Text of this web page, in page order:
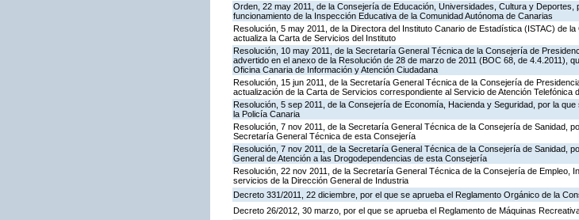
Orden, 22 may 2011, de la Consejería de Educación, Universidades, Cultura y Deportes,
funcionamiento de la Inspección Educativa de la Comunidad Autónoma de Canarias
Resolución, 5 may 2011, de la Directora del Instituto Canario de Estadística (ISTAC) de
actualiza la Carta de Servicios del Instituto
Resolución, 10 may 2011, de la Secretaría General Técnica de la Consejería de
advertido en el anexo de la Resolución de 28 de marzo de 2011 (BOC 68, de 4.4.2011),
Oficina Canaria de Información y Atención Ciudadana
Resolución, 15 jun 2011, de la Secretaría General Técnica de la Consejería de
actualización de la Carta de Servicios correspondiente al Servicio de Atención Telefónica
Resolución, 5 sep 2011, de la Consejería de Economía, Hacienda y Seguridad, por la
la Policía Canaria
Resolución, 7 nov 2011, de la Secretaría General Técnica de la Consejería de Sanidad,
Secretaría General Técnica de esta Consejería
Resolución, 7 nov 2011, de la Secretaría General Técnica de la Consejería de Sanidad,
General de Atención a las Drogodependencias de esta Consejería
Resolución, 22 nov 2011, de la Secretaría General Técnica de la Consejería de Empleo,
servicios de la Dirección General de Industria
Decreto 331/2011, 22 diciembre, por el que se aprueba el Reglamento Orgánico de la
Decreto 26/2012, 30 marzo, por el que se aprueba el Reglamento de Máquinas